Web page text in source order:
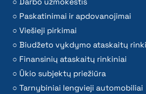
Paskatinimai ir apdovanojimai
Viešieji pirkimai
Biudžeto vykdymo ataskaitų
Finansinių ataskaitų rinkiniai
Ūkio subjektų priežiūra
Tarnybiniai lengvieji automobiliai